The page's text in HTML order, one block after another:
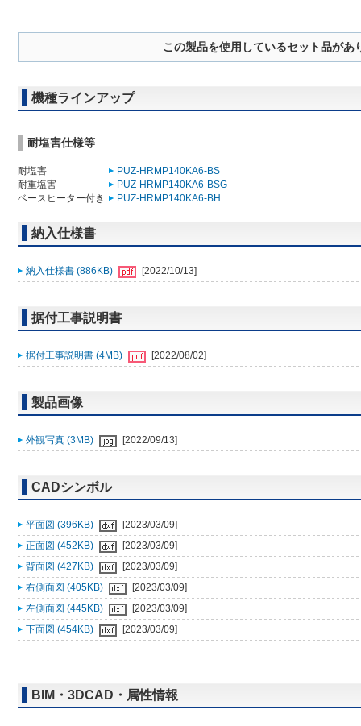
この製品を使用しているセット品があ
機種ラインアップ
耐塩害仕様等
耐塩害
PUZ-HRMP140KA6-BS
耐重塩害
PUZ-HRMP140KA6-BSG
ベースヒーター付き
PUZ-HRMP140KA6-BH
納入仕様書
納入仕様書 (886KB) [2022/10/13]
据付工事説明書
据付工事説明書 (4MB) [2022/08/02]
製品画像
外観写真 (3MB) [2022/09/13]
CADシンボル
平面図 (396KB)
[2023/03/09]
正面図 (452KB)
[2023/03/09]
背面図 (427KB)
[2023/03/09]
右側面図 (405KB)
[2023/03/09]
左側面図 (445KB)
[2023/03/09]
下面図 (454KB)
[2023/03/09]
BIM・3DCAD・属性情報